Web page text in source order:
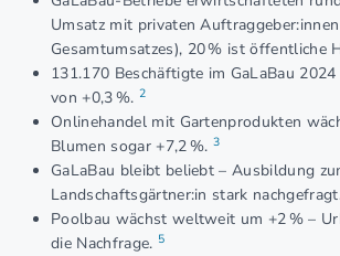
Umsatz mit privaten Auftraggeber:innen
Gesamtumsatzes), 20 % ist öffentliche
131.170 Beschäftigte im GaLaBau
von +0,3 %. 2
Onlinehandel mit Gartenprodukten
Blumen sogar +7,2 %. 3
GaLaBau bleibt beliebt – Ausbildung
Landschaftsgärtner:in stark
Poolbau wächst weltweit um +2 % –
die Nachfrage. 5